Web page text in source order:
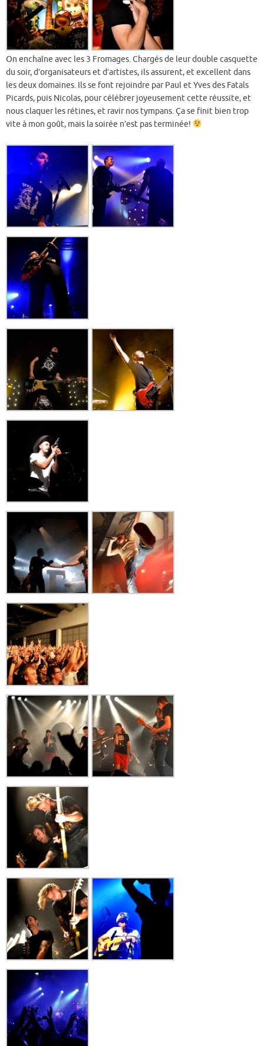
On enchaîne avec les 3 Fromages. Chargés de leur double casquette
du soir, d’organisateurs et d’artistes, ils assurent, et excellent dans
les deux domaines. Ils se font rejoindre par Paul et Yves des Fatals
Picards, puis Nicolas, pour célébrer joyeusement cette réussite, et
nous claquer les rétines, et ravir nos tympans. Ça se finit bien trop
vite à mon goût, mais la soirée n’est pas terminée!